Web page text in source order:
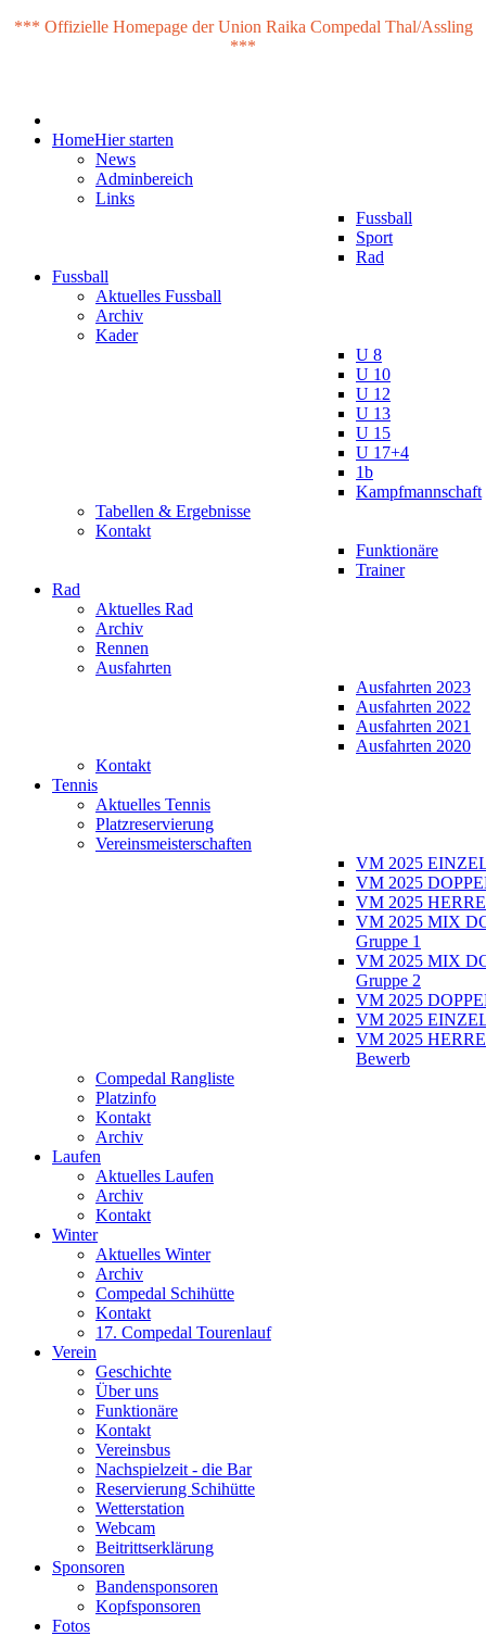
*** Offizielle Homepage der Union Raika Compedal Thal/Assling
***
HomeHier starten
News
Adminbereich
Links
Fussball
Sport
Rad
Fussball
Aktuelles Fussball
Archiv
Kader
U 8
U 10
U 12
U 13
U 15
U 17+4
1b
Kampfmannschaft
Tabellen & Ergebnisse
Kontakt
Funktionäre
Trainer
Rad
Aktuelles Rad
Archiv
Rennen
Ausfahrten
Ausfahrten 2023
Ausfahrten 2022
Ausfahrten 2021
Ausfahrten 2020
Kontakt
Tennis
Aktuelles Tennis
Platzreservierung
Vereinsmeisterschaften
VM 2025
VM 2025
VM 2025
VM 2025 MIX
Gruppe 1
VM 2025 MIX
Gruppe 2
VM 2025
VM 2025
VM 2025
Bewerb
Compedal Rangliste
Platzinfo
Kontakt
Archiv
Laufen
Aktuelles Laufen
Archiv
Kontakt
Winter
Aktuelles Winter
Archiv
Compedal Schihütte
Kontakt
17. Compedal Tourenlauf
Verein
Geschichte
Über uns
Funktionäre
Kontakt
Vereinsbus
Nachspielzeit - die Bar
Reservierung Schihütte
Wetterstation
Webcam
Beitrittserklärung
Sponsoren
Bandensponsoren
Kopfsponsoren
Fotos